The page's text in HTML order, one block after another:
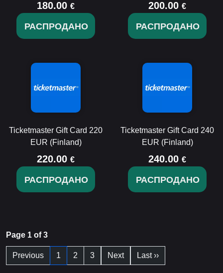
180.00 €
РАСПРОДАНО
200.00 €
РАСПРОДАНО
Ticketmaster Gift Card 220
EUR (Finland)
220.00 €
РАСПРОДАНО
Ticketmaster Gift Card 240
EUR (Finland)
240.00 €
РАСПРОДАНО
Page 1 of 3
Previous 1 2 3 Next Last ››